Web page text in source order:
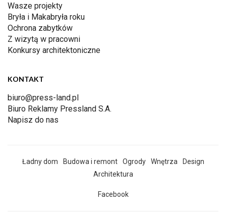
Wasze projekty
Bryła i Makabryła roku
Ochrona zabytków
Z wizytą w pracowni
Konkursy architektoniczne
KONTAKT
biuro@press-land.pl
Biuro Reklamy Pressland S.A.
Napisz do nas
Ładny dom Budowa i remont Ogrody Wnętrza
Design
Architektura
Facebook